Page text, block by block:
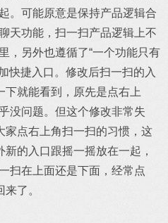
。可能原意是保持产品逻辑合
天功能，扫一扫产品逻辑上不
，另外也遵循了“一个功能只有
快捷入口。修改后扫一扫的入
下就能看到，原先是点右上
没问题。但这个修改非常失
家点右上角扫一扫的习惯，这
的入口跟摇一摇放在一起，
扫在上面还是下面，经常点
了。